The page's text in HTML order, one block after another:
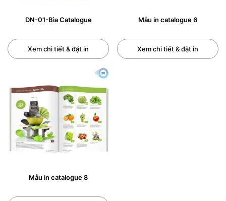
ngũ kinh doanh có thể sử dụng catalogue như một
công cụ thuyết trình mạnh mẽ trong mọi cuộc gặp
gỡ. Đồng thời, nó cũng là một tài liệu marketing
các đối tác tiềm năng.
DN-01-Bìa Catalogue
Xem chi tiết & đặt in
Mẫu in catalogue 6
Xem chi tiết & đặt in
Mẫu in catalogue 8